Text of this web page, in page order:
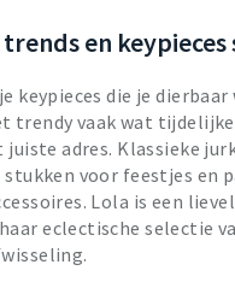
en
keypieces die je dierbaar
trendy vaak wat
juiste adres. Klassieke
stukken voor feestjes en
Lola is een
eclectische selectie